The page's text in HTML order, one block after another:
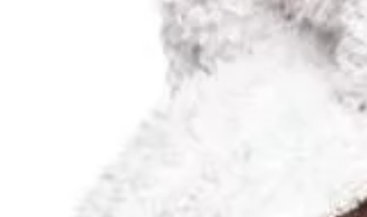
BUDOWNICTWO I